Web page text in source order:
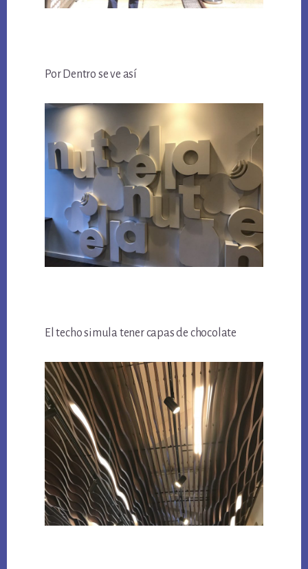
Por Dentro se ve así
El techo simula tener capas de chocolate